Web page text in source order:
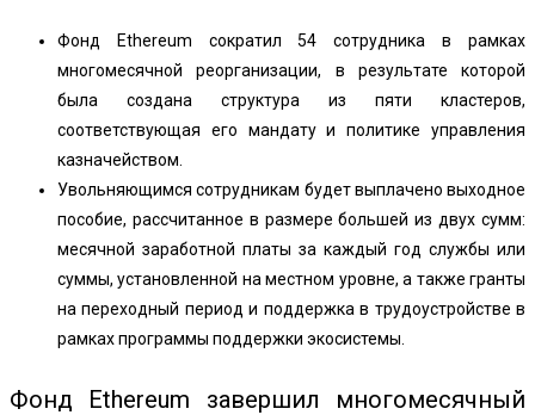
Фонд Ethereum сократил 54 сотрудника в рамках
многомесячной реорганизации, в результате которой
была создана структура из пяти кластеров,
соответствующая его мандату и политике управления
казначейством.
Увольняющимся сотрудникам будет выплачено выходное
пособие, рассчитанное в размере большей из двух сумм:
месячной заработной платы за каждый год службы или
суммы, установленной на местном уровне, а также гранты
на переходный период и поддержка в трудоустройстве в
рамках программы поддержки экосистемы.
Фонд Ethereum завершил многомесячный